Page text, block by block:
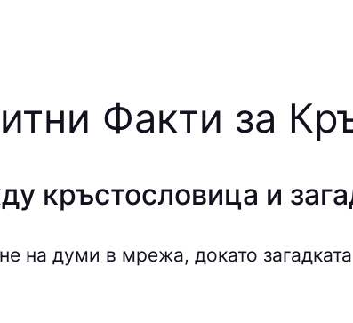
Факти за
кръстословица и
на думи в мрежа, докато